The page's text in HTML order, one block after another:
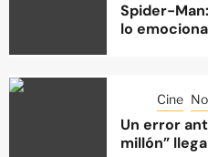
Spider-
lo
Cine
Un error
millón”